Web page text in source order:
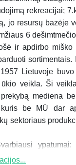
rekreacijai;
jo resursų bazėje
6
ir apdirbo miško
Lietuvoje
veikla. Ši
mediena
be MŪ dar
sektoriaus